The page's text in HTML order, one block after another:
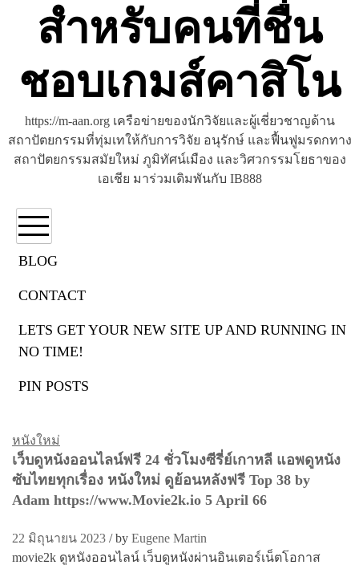
สำหรับคนที่ชื่น
ชอบเกมส์คาสิโน
https://m-aan.org เครือข่ายของนักวิจัยและผู้เชี่ยวชาญด้าน
สถาปัตยกรรมที่ทุ่มเทให้กับการวิจัย อนุรักษ์ และฟื้นฟูมรดกทาง
สถาปัตยกรรมสมัยใหม่ ภูมิทัศน์เมือง และวิศวกรรมโยธาของ
เอเชีย มาร่วมเดิมพันกับ IB888
BLOG
CONTACT
LETS GET YOUR NEW SITE UP AND RUNNING IN
NO TIME!
PIN POSTS
ป้ายกำกับ:ดูหนังออนไลน์
2023
หนังใหม่
เว็บดูหนังออนไลน์ฟรี 24 ชั่วโมงซีรี่ย์เกาหลี แอพดูหนัง
ซับไทยทุกเรื่อง หนังใหม่ ดูย้อนหลังฟรี Top 38 by
Adam https://www.Movie2k.io 5 April 66
22 มิถุนายน 2023 / by Eugene Martin
movie2k ดูหนังออนไลน์ เว็บดูหนังผ่านอินเตอร์เน็ตโอกาส